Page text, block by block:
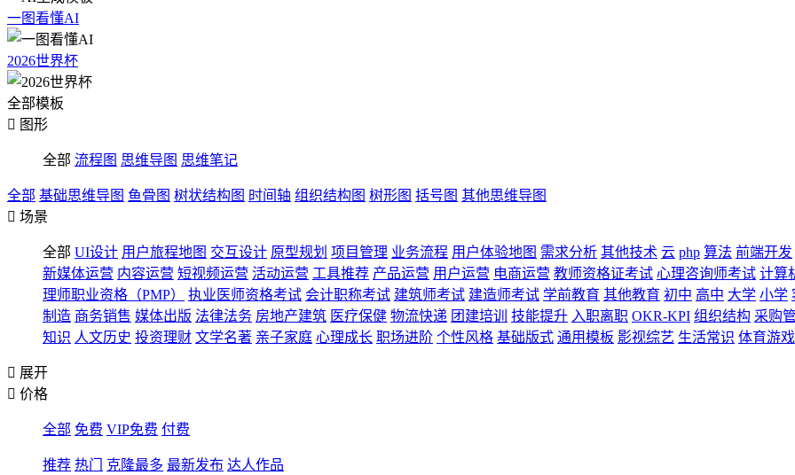
一图看懂AI
2026世界杯
全部模板
 图形
全部 流程图 思维导图 思维笔记
全部 基础思维导图 鱼骨图 树状结构图 时间轴 组织结构图 树形图 括号图 其他思维导图
 场景
全部 UI设计 用户旅程地图 交互设计 原型规划 项目管理 业务流程 用户体验地图 需求分析 其他技术 云 php 算法 前端开发
新媒体运营 内容运营 短视频运营 活动运营 工具推荐 产品运营 用户运营 电商运营 教师资格证考试 心理咨询师考试 计算
理师职业资格（PMP）
执业医师资格考试 会计职称考试 建筑师考试 建造师考试 学前教育 其他教育 初中 高中 大学 小学
制造 商务销售 媒体出版 法律法务 房地产建筑 医疗保健 物流快递 团建培训 技能提升 入职离职 OKR-KPI 组织结构 采购
知识 人文历史 投资理财 文学名著 亲子家庭 心理成长 职场进阶 个性风格 基础版式 通用模板 影视综艺 生活常识 体育游戏
 展开
 价格
全部 免费 VIP免费 付费
推荐 热门 克隆最多 最新发布 达人作品